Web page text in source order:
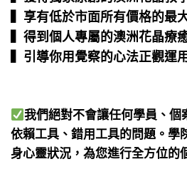
▍享有低於市面所有價格的最
▍得到個人專屬的澳洲花晶療
▍引導你用覺察的心法正觀運
我們絕對不會讓任何學員、個
依賴工具、錯用工具的問題。學
身心靈狀況，為您進行全方位的